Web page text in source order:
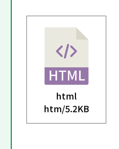
html
htm/5.2KB